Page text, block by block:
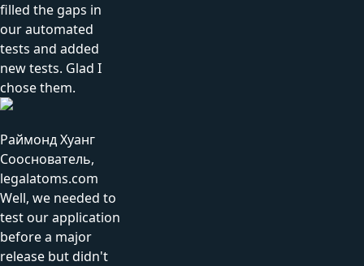
filled the gaps in
our automated
tests and added
new tests. Glad I
chose them.
Раймонд Хуанг
Сооснователь,
legalatoms.com
Well, we needed to
test our application
before a major
release but didn't